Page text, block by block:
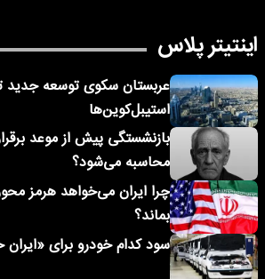
اینتیتر پلاس
عربستان سکوی توسعه جدید
استیبل‌کوین‌ها
بازنشستگی پیش از موعد
محاسبه می‌شود؟
چرا ایران می‌خواهد هرمز
بماند؟
سود کدام خودرو برای «ایران